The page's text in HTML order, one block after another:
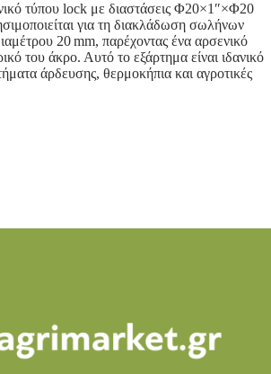
τύπου lock με διαστάσεις Φ20×1″×Φ20
για τη διακλάδωση σωλήνων
20 mm, παρέχοντας ένα αρσενικό
του άκρο. Αυτό το εξάρτημα είναι ιδανικό
άρδευσης, θερμοκήπια και αγροτικές